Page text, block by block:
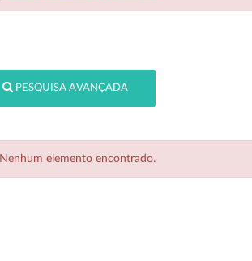
PESQUISA AVANÇADA
Nenhum elemento encontrado.